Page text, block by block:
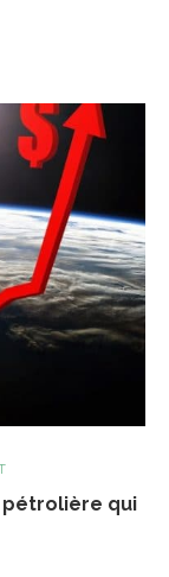
pétrolière qui